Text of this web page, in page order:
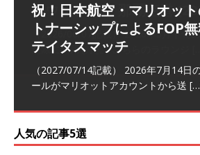
祝！日本航空・マリオッ
トナーシップによるFOP
テイタスマッチ
（2027/07/14記載） 2026年7月14日
ールがマリオットアカウントから送
ラウンジ 華 那覇空港
（2026/06/07記載） 2026年5月下旬
た際に利用した。 こちらのラウンジ
The Coral Executive
ンナプーム国際空港国内
(2026/01)
（2026/03/31記載） 2026年1月上旬
ェンマイに行く際に利用した。 バン
日本航空 羽田空港国際線
クラスラウンジ (2026/01)
（2026/03/18記載） 2026年1月、毎年
～バンコクの移動の際に再びこちらの
バンコクエアウェイズ ス
ム国際空港国内線ラウン
（2026/03/13記載） 2026年1月上旬に
ェンマイに向かう際に利用した。 今
人気の記事5選